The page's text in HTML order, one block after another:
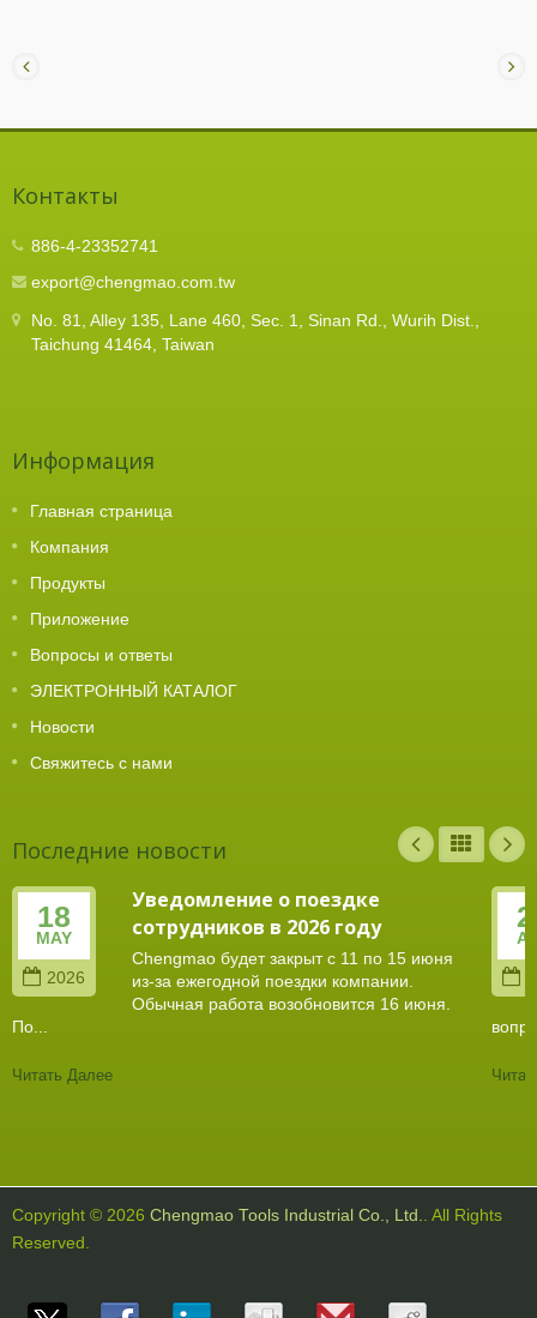
Контакты
886-4-23352741
export@chengmao.com.tw
No. 81, Alley 135, Lane 460, Sec. 1, Sinan Rd., Wurih Dist.,
Taichung 41464, Taiwan
Информация
Главная страница
Компания
Продукты
Приложение
Вопросы и ответы
ЭЛЕКТРОННЫЙ КАТАЛОГ
Новости
Свяжитесь с нами
Последние новости
18
MAY
2026
Уведомление о поездке
сотрудников в 2026 году
Chengmao будет закрыт с 11 по 15 июня
из-за ежегодной поездки компании.
Обычная работа возобновится 16 июня.
По...
Читать Далее
Copyright © 2026 Chengmao Tools Industrial Co., Ltd.
. All Rights
Reserved.